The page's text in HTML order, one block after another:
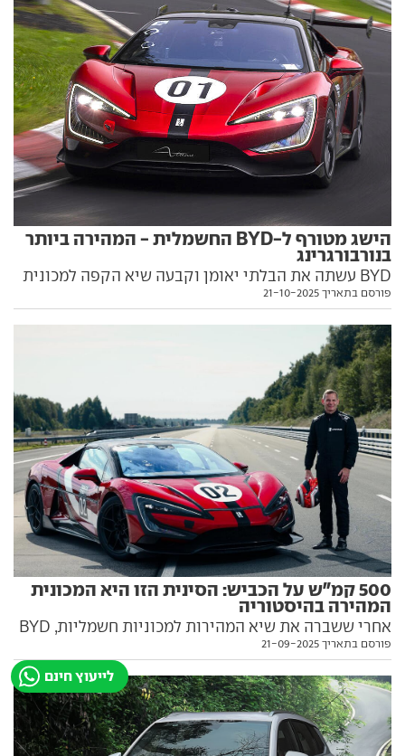
הישג מטורף ל-BYD החשמלית - המהירה ביותר
בנורבורגרינג
BYD עשתה את הבלתי יאומן וקבעה שיא הקפה למכונית
חשמלית בנורבורגרינג, ראשונה בפחות משבע דקות
10. כל הפרטים בפנים
פורסם בתאריך 21-10-2025
500 קמ"ש על הכביש: הסינית הזו היא המכונית
המהירה בהיסטוריה
אחרי ששברה את שיא המהירות למכוניות חשמליות, BYD
רשמית בתואר "המהירה ביותר אי פעם". ואת הצרחות של
הנהג אתם חייבים לשמוע בסרטון
פורסם בתאריך 21-09-2025
לייעוץ חינם